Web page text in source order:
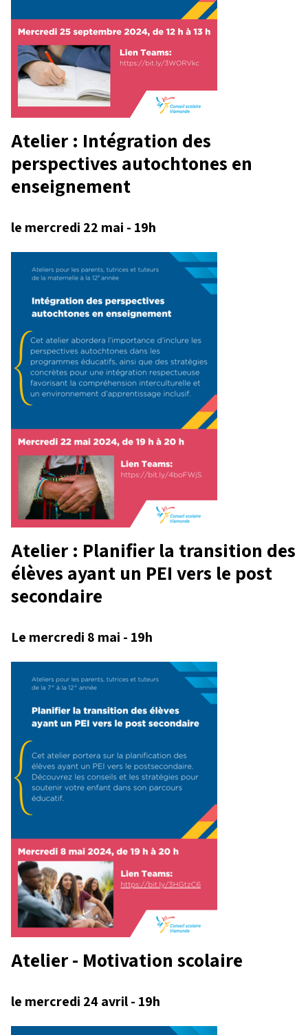
Atelier : Intégration des
perspectives autochtones en
enseignement
le mercredi 22 mai - 19h
Atelier : Planifier la transition des
élèves ayant un PEI vers le post
secondaire
Le mercredi 8 mai - 19h
Atelier - Motivation scolaire
le mercredi 24 avril - 19h